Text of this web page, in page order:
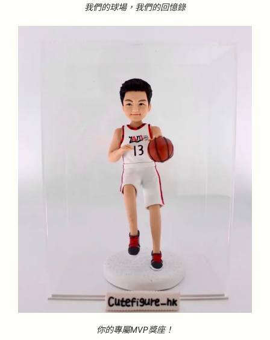
我們的球場，我們的回憶錄
你的專屬MVP獎座！